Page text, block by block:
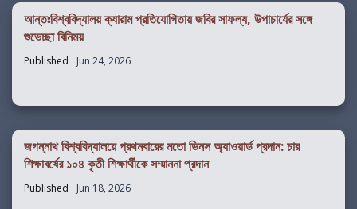
আন্তঃবিশ্ববিদ্যালয় ক্যারাম প্রতিযোগিতায় জবির সাফল্য, উপাচার্যের সঙ্গে
শুভেচ্ছা বিনিময়
Published Jun 24, 2026
জগন্নাথ বিশ্ববিদ্যালয়ে প্রথমবারের মতো ডিনস অ্যাওয়ার্ড প্রদান: চার
শিক্ষাবর্ষের ১০৪ কৃতী শিক্ষার্থীকে সম্মাননা প্রদান
Published Jun 18, 2026